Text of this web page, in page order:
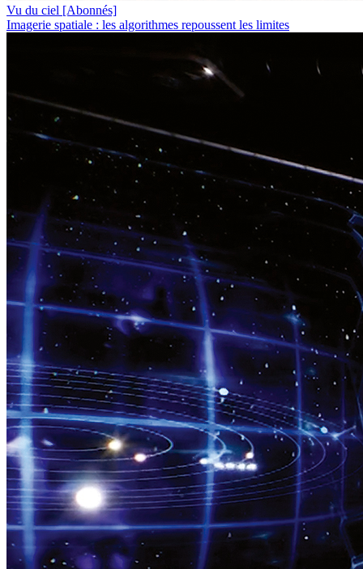
Vu du ciel [Abonnés]
Imagerie spatiale : les algorithmes repoussent les limites